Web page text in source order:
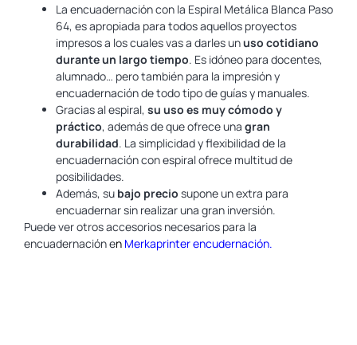
La encuadernación con la Espiral Metálica Blanca Paso
64, es apropiada para todos aquellos proyectos
impresos a los cuales vas a darles unuso cotidiano
durante un largo tiempo. Es idóneo para docentes,
alumnado… pero también para la impresión y
encuadernación de todo tipo de guías y manuales.
Gracias al espiral, su uso es muy cómodo y
práctico, además de que ofrece una gran
durabilidad. La simplicidad y flexibilidad de la
encuadernación con espiral ofrece multitud de
posibilidades.
Además, su bajo precio supone un extra para
encuadernar sin realizar una gran inversión.
Puede ver otros accesorios necesarios para la
encuadernación en Merkaprinter encudernación.